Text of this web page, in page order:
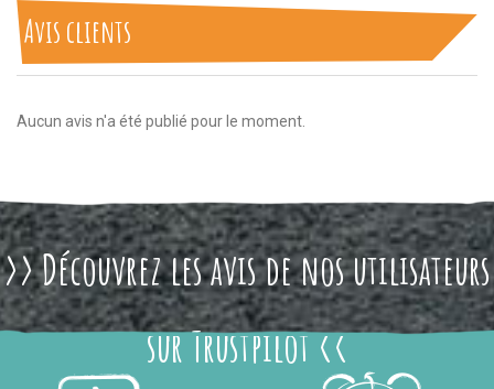
Avis clients
Aucun avis n'a été publié pour le moment.
>> Découvrez les avis de nos utilisateurs
sur Trustpilot <<